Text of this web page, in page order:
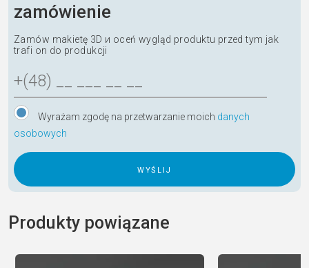
zamówienie
Zamów makietę 3D и oceń wygląd produktu przed tym jak
trafi on do produkcji
Wyrażam zgodę na przetwarzanie moich danych
osobowych
A
t
r
Produkty powiązane